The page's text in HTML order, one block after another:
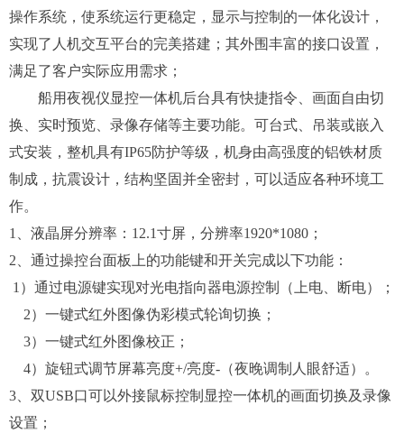
操作系统，使系统运行更稳定，显示与控制的一体化设计，
实现了人机交互平台的完美搭建；其外围丰富的接口设置，
满足了客户实际应用需求；
船用夜视仪显控一体机后台具有快捷指令、画面自由切
换、实时预览、录像存储等主要功能。 可台式、吊装或嵌入
式安装， 整机具有IP65防护等级，机身由高强度的铝铁材质
制成，抗震设计，结构坚固并全密封，可以适应各种环境工
作。
1
液晶屏分辨率： 1 2.1寸屏， 分辨率1920*1080；
2、 通过操控台面板上的功能键和开关完成以下功能：
1） 通过电源键实现对光电指向器电源控制（上电、断电）；
2）一键式红外图像伪彩模式轮询切换；
3）一键式红外图像校正 ；
4）旋钮式调节屏幕亮度+/亮度-（夜晚调制人眼舒适）。
3、双USB口可以外接鼠标控制显控一体机的画面切换及录像
设置 ；